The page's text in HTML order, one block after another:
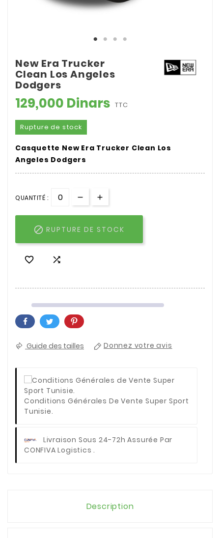
New Era Trucker
Clean Los Angeles
Dodgers
129,000 Dinars TTC
Rupture de stock
Casquette New Era Trucker Clean Los
Angeles Dodgers
QUANTITÉ :
 RUPTURE DE STOCK
 
Guide des tailles Donnez votre avis
Conditions Générales De Vente Super Sport
Tunisie.
Livraison Sous 24-72h Assurée Par
CONFIVA Logistics .
Description